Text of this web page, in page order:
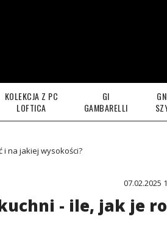
KOLEKCJA Z PC
LOFTICA
GI
GAMBARELLI
i na jakiej wysokości?
- ile, jak je
07.02.2025